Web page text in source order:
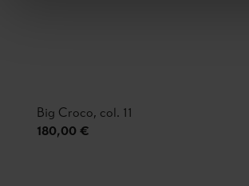
Big Croco, col. 11
180,00 €